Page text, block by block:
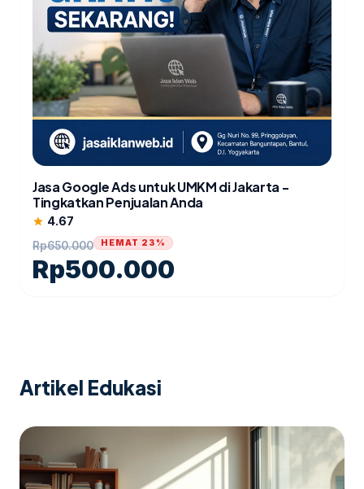
Jasa Google Ads untuk UMKM di Jakarta -
Tingkatkan Penjualan Anda
star 4.67
Rp650.000
Rp500.000
HEMAT 23%
Artikel Edukasi